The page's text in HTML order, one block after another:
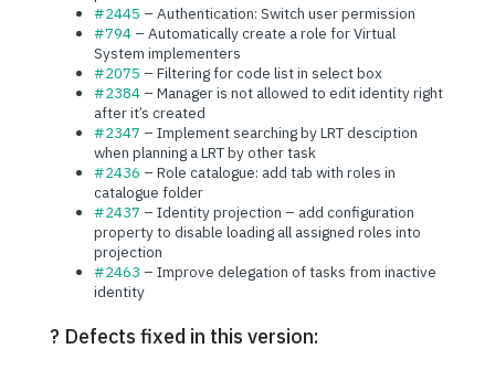
#2445 – Authentication: Switch user permission
#794– Automatically create a role for Virtual
System implementers
#2075 – Filtering for code list in select box
#2384– Manager is not allowed to edit identity right
after it’s created
#2347 – Implement searching by LRT desciption
when planning a LRT by other task
#2436 – Role catalogue: add tab with roles in
catalogue folder
#2437 – Identity projection – add configuration
property to disable loading all assigned roles into
projection
#2463 – Improve delegation of tasks from inactive
identity
? Defects fixed in this version: